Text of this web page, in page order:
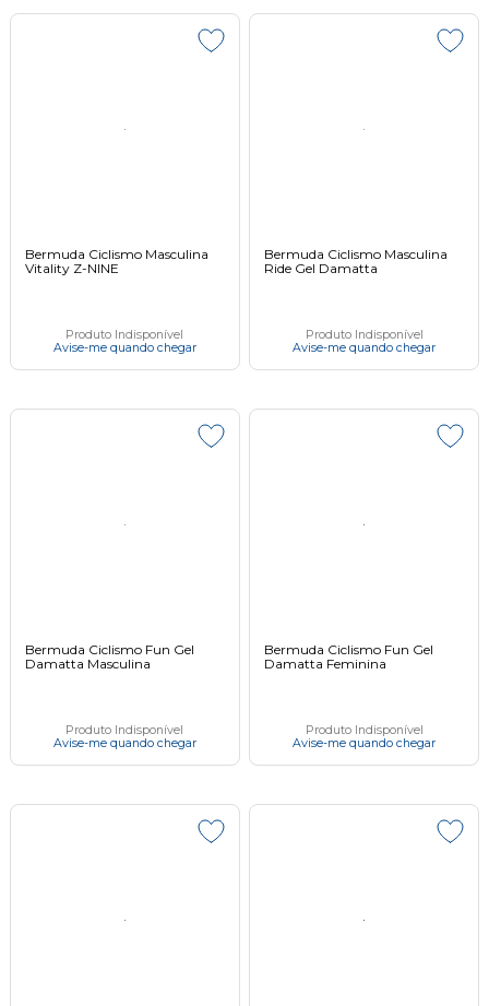
Bermuda Ciclismo Masculina
Vitality Z-NINE
Produto Indisponível
Avise-me quando chegar
Bermuda Ciclismo Masculina
Ride Gel Damatta
Produto Indisponível
Avise-me quando chegar
Bermuda Ciclismo Fun Gel
Damatta Masculina
Produto Indisponível
Avise-me quando chegar
Bermuda Ciclismo Fun Gel
Damatta Feminina
Produto Indisponível
Avise-me quando chegar